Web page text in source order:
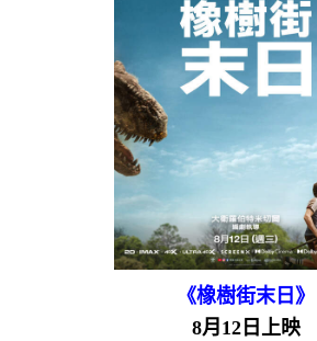
《橡樹街末日》
8月12日上映